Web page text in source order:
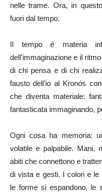
nelle trame. Ora, in
fuori dal tempo.
Il tempo è materia
dell’immaginazione e il
di chi pensa e di chi
fausto dell’io al Kronós
che diventa materiale:
fantasticata immaginando,
Ogni cosa ha memoria:
volatile e palpabile. Mani,
abiti che connettono e
di vista e gesti. I colori e le
le forme si espandono, le